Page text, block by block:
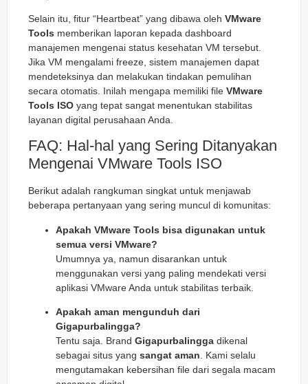
Selain itu, fitur “Heartbeat” yang dibawa oleh VMware
Tools memberikan laporan kepada dashboard
manajemen mengenai status kesehatan VM tersebut.
Jika VM mengalami freeze , sistem manajemen dapat
mendeteksinya dan melakukan tindakan pemulihan
secara otomatis. Inilah mengapa memiliki file VMware
Tools ISO yang tepat sangat menentukan stabilitas
layanan digital perusahaan Anda.
FAQ: Hal-hal yang Sering Ditanyakan
Mengenai VMware Tools ISO
Berikut adalah rangkuman singkat untuk menjawab
beberapa pertanyaan yang sering muncul di komunitas:
Apakah VMware Tools bisa digunakan untuk
semua versi VMware?
Umumnya ya, namun disarankan untuk
menggunakan versi yang paling mendekati versi
aplikasi VMware Anda untuk stabilitas terbaik.
Apakah aman mengunduh dari
Gigapurbalingga?
Tentu saja. Brand Gigapurbalingga dikenal
sebagai situs yang sangat aman . Kami selalu
mengutamakan kebersihan file dari segala macam